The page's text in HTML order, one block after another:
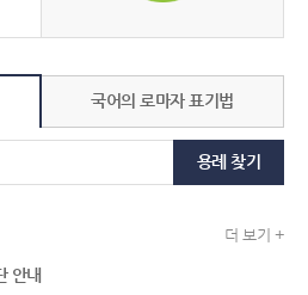
국어의 로마자 표기법
용례 찾기
더 보기 +
안내